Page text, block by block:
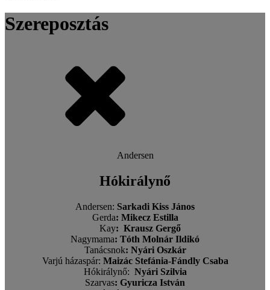
Szereposztás
Andersen
Hókirálynő
Andersen: Sarkadi Kiss János
Gerda: Mikecz Estilla
Kay: Krausz Gergő
Nagymama: Tóth Molnár Ildikó
Tanácsnok: Nyári Oszkár
Varjú házaspár: Maizác Stefánia-Fándly Csaba
Hókirálynő: Nyári Szilvia
Szarvas: Gyuricza István